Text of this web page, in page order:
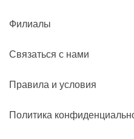
Филиалы
Связаться с нами
Правила и условия
Политика